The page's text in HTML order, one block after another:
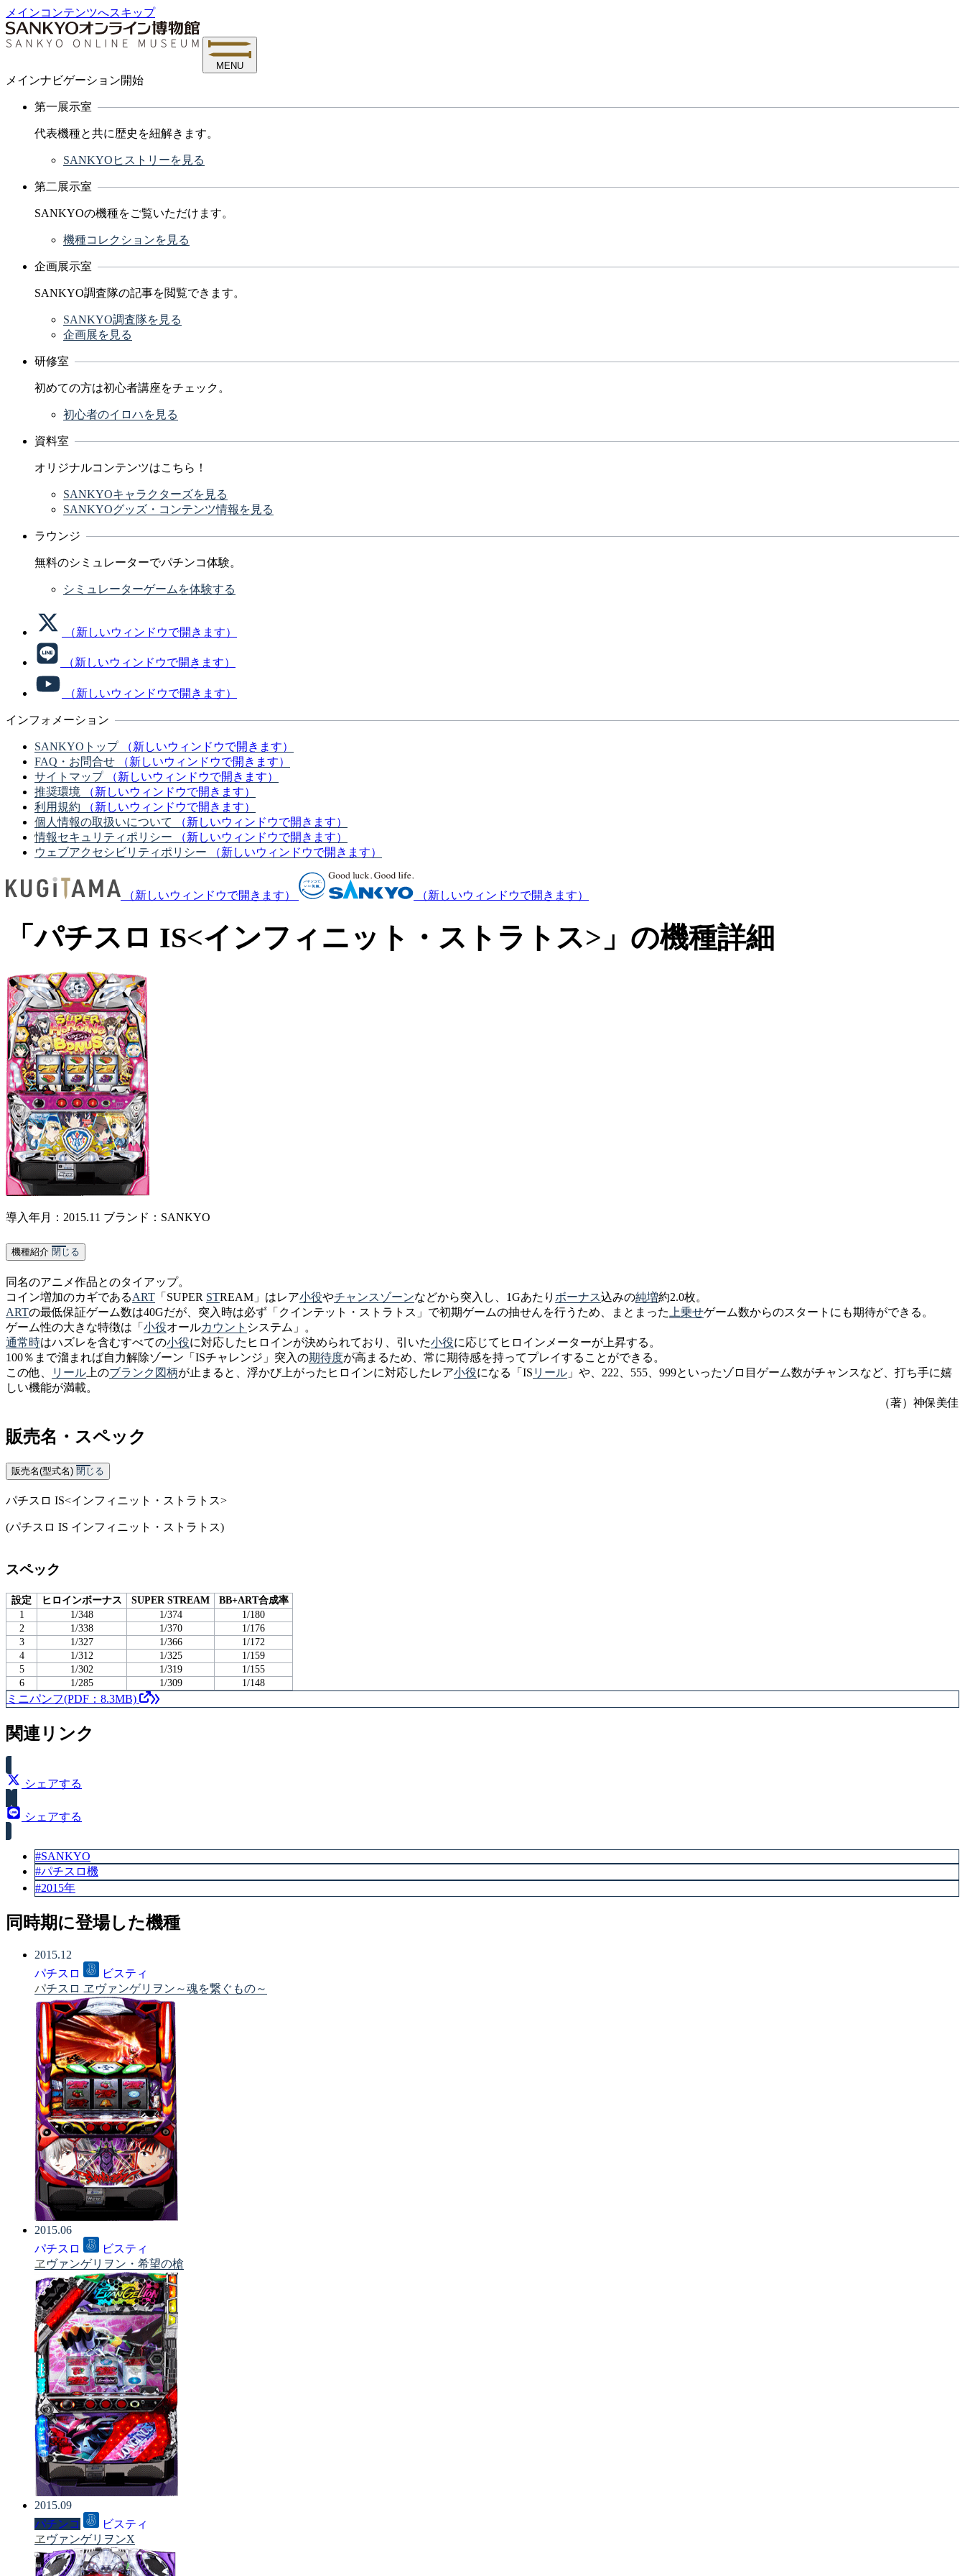
メインコンテンツへスキップ
MENU
メインナビゲーション開始
第一展示室
代表機種と共に歴史を紐解きます。
SANKYOヒストリーを見る
第二展示室
SANKYOの機種をご覧いただけます。
機種コレクションを見る
企画展示室
SANKYO調査隊の記事を閲覧できます。
SANKYO調査隊を見る
企画展を見る
研修室
初めての方は初心者講座をチェック。
初心者のイロハを見る
資料室
オリジナルコンテンツはこちら！
SANKYOキャラクターズを見る
SANKYOグッズ・コンテンツ情報を見る
ラウンジ
無料のシミュレーターでパチンコ体験。
シミュレーターゲームを体験する
（新しいウィンドウで開きます）
（新しいウィンドウで開きます）
（新しいウィンドウで開きます）
インフォメーション
SANKYOトップ
（新しいウィンドウで開きます）
FAQ・お問合せ
（新しいウィンドウで開きます）
サイトマップ
（新しいウィンドウで開きます）
推奨環境
（新しいウィンドウで開きます）
利用規約
（新しいウィンドウで開きます）
個人情報の取扱いについて
（新しいウィンドウで開きます）
情報セキュリティポリシー
（新しいウィンドウで開きます）
ウェブアクセシビリティポリシー
（新しいウィンドウで開きます）
（新しいウィンドウで開きます） （新しいウィンドウで開きます）
「パチスロ IS<インフィニット・ストラトス>」の機種詳細
導入年月：2015.11 ブランド：SANKYO
機種紹介 閉じる
同名のアニメ作品とのタイアップ。
コイン増加のカギであるART 「SUPER STREAM 」はレア小役やチャンスゾーンなどから突入し、1Gあたり ボーナス込みの純増約2.0枚。
ARTの最低保証ゲーム数は40Gだが、突入時は必ず「クインテット・ストラトス」で初期ゲームの抽せんを行うため、まとまった 上乗せゲーム数からのスタートにも期待ができる。
ゲーム性の大きな特徴は「 小役オールカウント システム」。
通常時はハズレを含むすべての小役に対応したヒロインが決められており、引いた小役に応じてヒロインメーターが上昇する。
100％まで溜まれば自力解除ゾーン「ISチャレンジ」突入の期待度が高まるため、常に期待感を持ってプレイすることができる。
この他、
リール 上のブランク図柄が止まると、浮かび上がったヒロインに対応したレア小役になる「IS リール 」や、222、555、999といったゾロ目ゲーム数がチャンスなど、打ち手に嬉
しい機能が満載。
（著）神保美佳
販売名・スペック
販売名(型式名) 閉じる
パチスロ IS<インフィニット・ストラトス>
(パチスロ IS インフィニット・ストラトス)
スペック
設定 ヒロインボーナス SUPER STREAM
BB+ART合成率
1
1/348 1/374
1/180
2
1/338 1/370
1/176
3
1/327 1/366
1/172
4
1/312 1/325
1/159
5
1/302 1/319
1/155
6
1/285 1/309 1/148
ミニパンフ(PDF：8.3MB)
関連リンク
シェアする
シェアする
#SANKYO
#パチスロ機
#2015年
同時期に登場した機種
2015.12
パチスロ
ビスティ
パチスロ ヱヴァンゲリヲン～魂を繋ぐもの～
2015.06
パチスロ
ビスティ
ヱヴァンゲリヲン・希望の槍
2015.09
パチンコ
ビスティ
ヱヴァンゲリヲンX